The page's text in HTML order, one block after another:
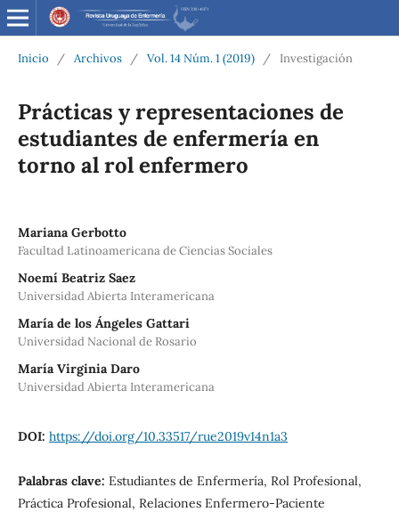
Inicio / Archivos / Vol. 14 Núm. 1 (2019) / Investigación
Prácticas y representaciones de
estudiantes de enfermería en
torno al rol enfermero
Mariana Gerbotto
Facultad Latinoamericana de Ciencias Sociales
Noemí Beatriz Saez
Universidad Abierta Interamericana
María de los Ángeles Gattari
Universidad Nacional de Rosario
María Virginia Daro
Universidad Abierta Interamericana
DOI: https://doi.org/10.33517/rue2019v14n1a3
Palabras clave: Estudiantes de Enfermería, Rol Profesional,
Práctica Profesional, Relaciones Enfermero-Paciente